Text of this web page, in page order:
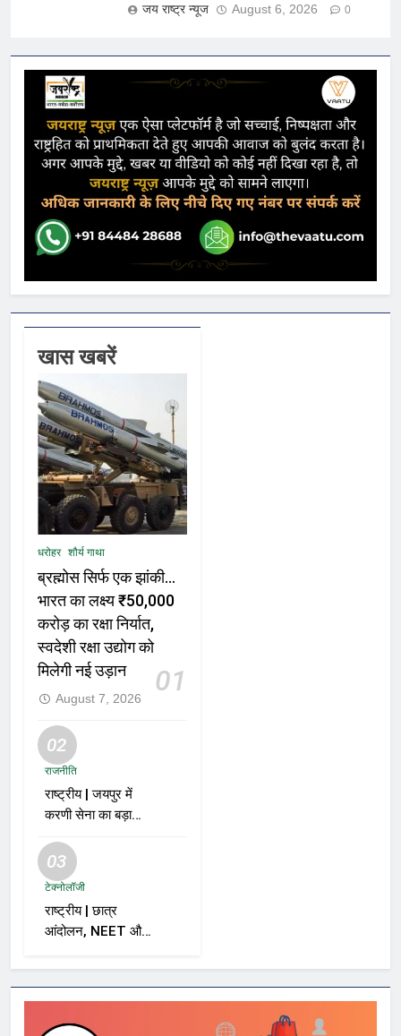
जय राष्ट्र न्यूज August 6, 2026 0
खास खबरें
धरोहर शौर्य गाथा
ब्रह्मोस सिर्फ एक झांकी…
भारत का लक्ष्य ₹50,000
करोड़ का रक्षा निर्यात,
स्वदेशी रक्षा उद्योग को
मिलेगी नई उड़ान
01
August 7, 2026
02
राजनीति
राष्ट्रीय | जयपुर में
करणी सेना का बड़ा
– “BJP को वोट नहीं
देंगे”
03
टेक्नोलॉजी
राष्ट्रीय | छात्र
आंदोलन, NEET और
ददलानी का व्यंग्यात्मक